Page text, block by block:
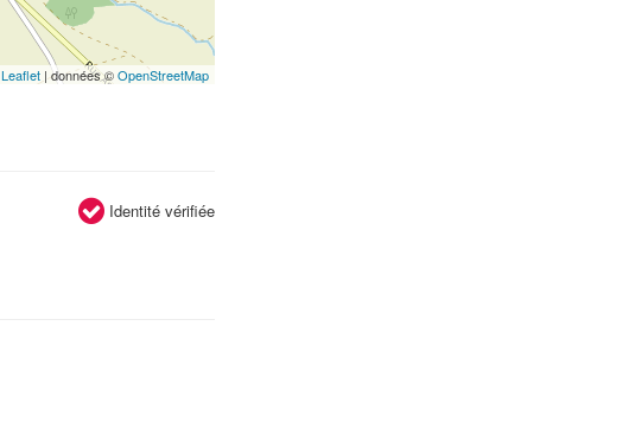
Leaflet| données ©OpenStreetMap
Identité vérifiée